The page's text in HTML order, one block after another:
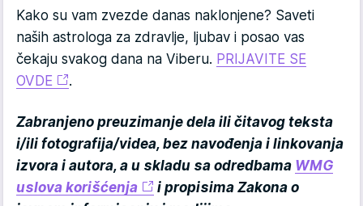
Kako su vam zvezde danas naklonjene? Saveti
naših astrologa za zdravlje, ljubav i posao vas
čekaju svakog dana na Viberu. PRIJAVITE SE
OVDE
.
Zabranjeno preuzimanje dela ili čitavog teksta
i/ili fotografija/videa, bez navođenja i linkovanja
izvora i autora, a u skladu sa odredbama WMG
uslova korišćenja
i propisima Zakona o